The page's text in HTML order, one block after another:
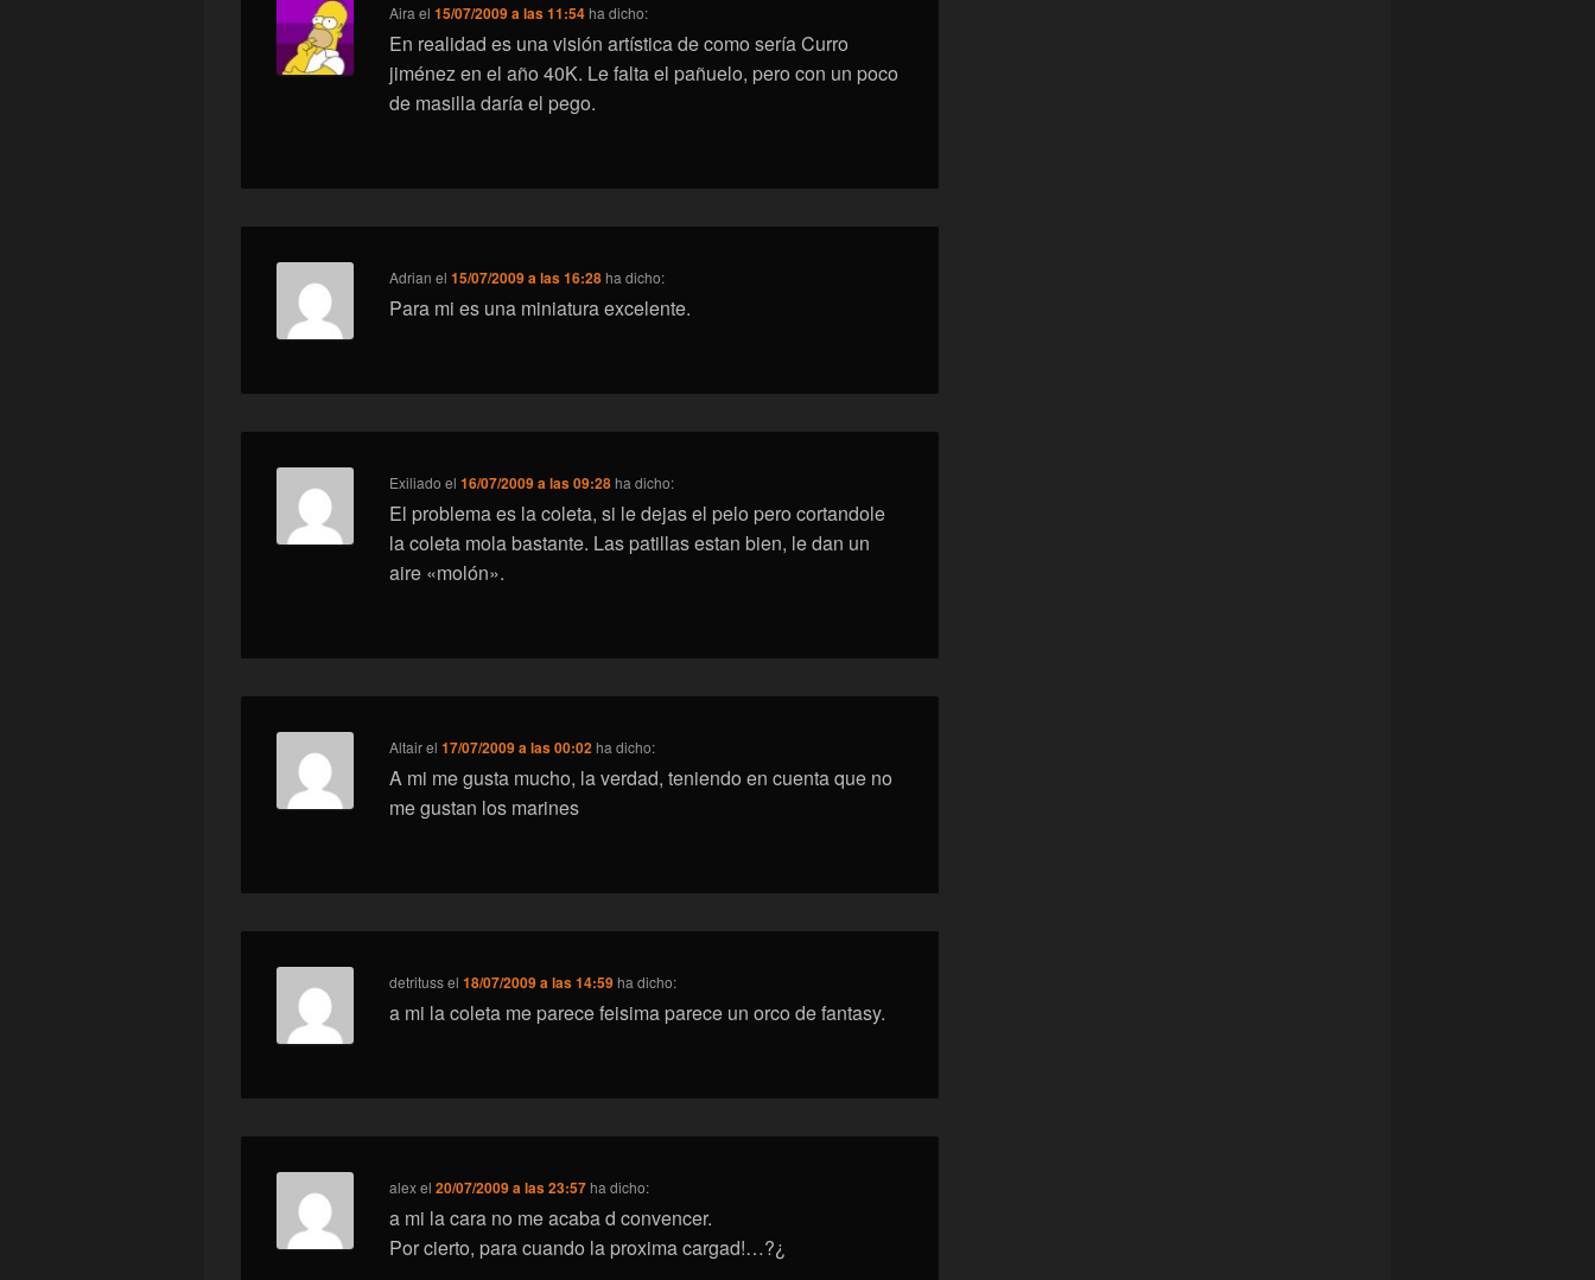
Aira el15/07/2009 a las 11:54ha dicho:
En realidad es una visión artística de como sería Curro
jiménez en el año 40K. Le falta el pañuelo, pero con un poco
de masilla daría el pego.
Adrian el15/07/2009 a las 16:28ha dicho:
Para mi es una miniatura excelente.
Exiliado el16/07/2009 a las 09:28ha dicho:
El problema es la coleta, si le dejas el pelo pero cortandole
la coleta mola bastante. Las patillas estan bien, le dan un
aire «molón».
Altairel17/07/2009 a las 00:02ha dicho:
A mi me gusta mucho, la verdad, teniendo en cuenta que no
me gustan los marines
detritussel18/07/2009 a las 14:59ha dicho:
a mi la coleta me parece feisima parece un orco de fantasy.
alexel20/07/2009 a las 23:57ha dicho:
a mi la cara no me acaba d convencer.
Por cierto, para cuando la proxima cargad!…?¿